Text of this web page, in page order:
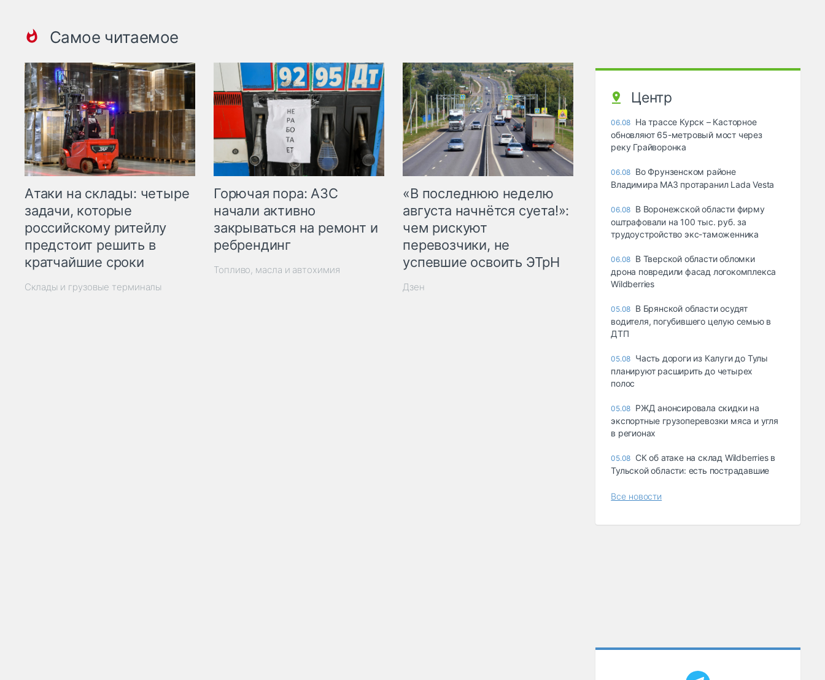
Самое читаемое
Атаки на склады: четыре
задачи, которые
российскому ритейлу
предстоит решить в
кратчайшие сроки
Склады и грузовые терминалы
Горючая пора: АЗС
начали активно
закрываться на ремонт и
ребрендинг
Топливо, масла и автохимия
«В последнюю неделю
августа начнётся суета!»:
чем рискуют
перевозчики, не
успевшие освоить ЭТрН
Дзен
Центр
06.08 На трассе Курск – Касторное
обновляют 65-метровый мост через
реку Грайворонка
06.08 Во Фрунзенском районе
Владимира МАЗ протаранил Lada Vesta
06.08 В Воронежской области фирму
оштрафовали на 100 тыс. руб. за
трудоустройство экс-таможенника
06.08 В Тверской области обломки
дрона повредили фасад логокомплекса
Wildberries
05.08 В Брянской области осудят
водителя, погубившего целую семью в
ДТП
05.08 Часть дороги из Калуги до Тулы
планируют расширить до четырех
полос
05.08 РЖД анонсировала скидки на
экспортные грузоперевозки мяса и угля
в регионах
05.08 СК об атаке на склад Wildberries в
Тульской области: есть пострадавшие
Все новости